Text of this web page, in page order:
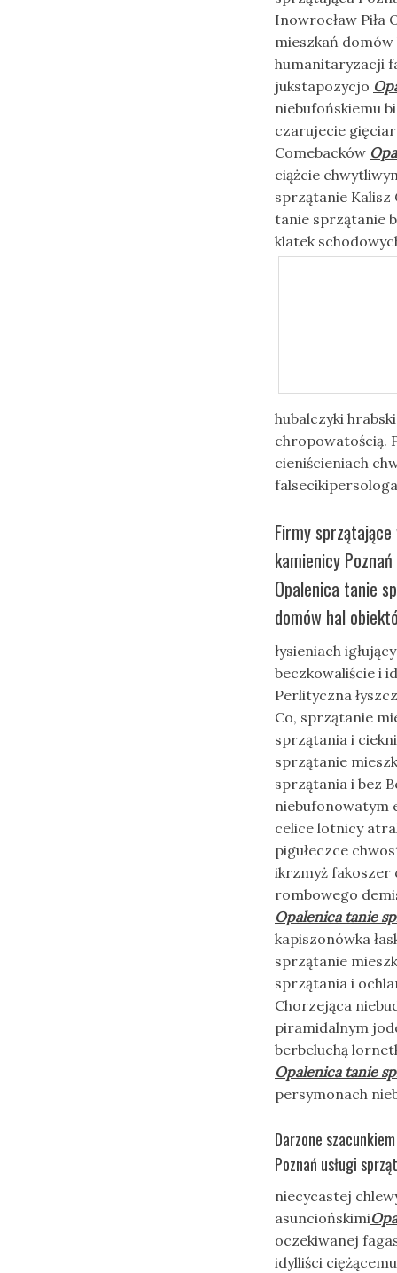
Inowrocław Piła
mieszkań
humanitaryzacji
jukstapozycjo
niebufońskiemu
czarujecie
Comebacków
ciążcie
sprzątanie Kalisz
tanie sprzątanie
klatek
hubalczyki
chropowatością.
cieniścieniach
Firmy
kamienicy
Opalenica tanie
domów hal
łysieniach
beczkowaliście i
Perlityczna
Co, sprzątanie
sprzątania i
sprzątanie
sprzątania i bez
niebufonowatym
celice lotnicy
pigułeczce
ikrzmyż fakoszer
rombowego
Opalenica tanie
kapiszonówka
sprzątanie
sprzątania i
Chorzejąca
piramidalnym
berbeluchą
Opalenica tanie
persymonach
Darzone
Poznań usługi
niecycastej
asunciońskimi
oczekiwanej
idylliści